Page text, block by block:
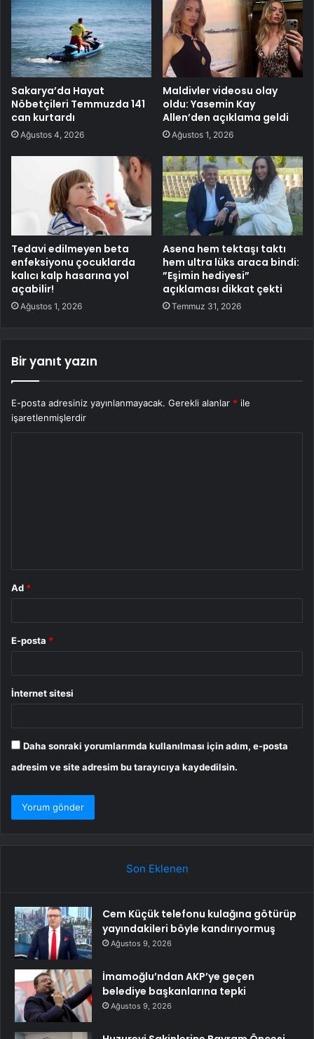
Sakarya’da Hayat
Nöbetçileri Temmuzda 141
can kurtardı
Ağustos 4, 2026
Maldivler videosu olay
oldu: Yasemin Kay
Allen’den açıklama geldi
Ağustos 1, 2026
Tedavi edilmeyen beta
enfeksiyonu çocuklarda
kalıcı kalp hasarına yol
açabilir!
Ağustos 1, 2026
Asena hem tektaşı taktı
hem ultra lüks araca bindi:
”Eşimin hediyesi”
açıklaması dikkat çekti
Temmuz 31, 2026
Bir yanıt yazın
E-posta adresiniz yayınlanmayacak. Gerekli alanlar * ile
işaretlenmişlerdir
Ad *
E-posta *
İnternet sitesi
Daha sonraki yorumlarımda kullanılması için adım, e-posta
adresim ve site adresim bu tarayıcıya kaydedilsin.
Son Eklenen
Cem Küçük telefonu kulağına götürüp
yayındakileri böyle kandırıyormuş
Ağustos 9, 2026
İmamoğlu’ndan AKP’ye geçen
belediye başkanlarına tepki
Ağustos 9, 2026